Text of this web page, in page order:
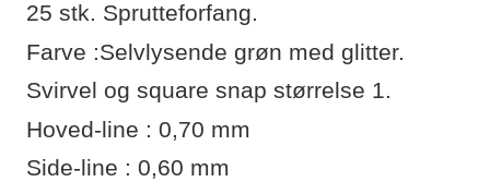
25 stk. Sprutteforfang.
Farve :Selvlysende grøn med glitter.
Svirvel og square snap størrelse 1.
Hoved-line : 0,70 mm
Side-line : 0,60 mm